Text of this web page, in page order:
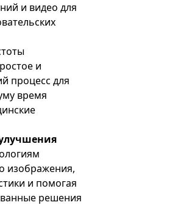
и видео для
и
процесс для
время
изображения,
и помогая
решения